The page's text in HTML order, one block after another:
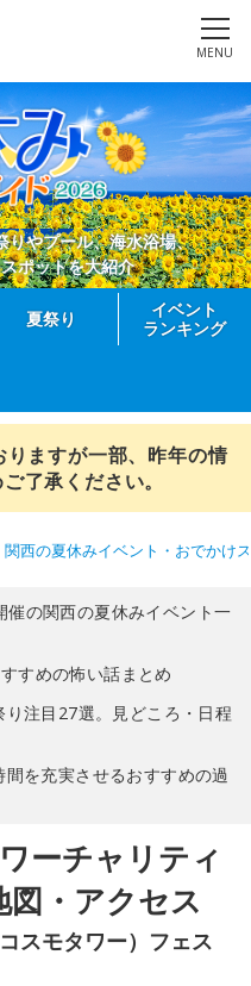
MENU
りやプール、海水浴場、
ポットを大紹介
夏祭り
イベント
ランキング
ますが一部、昨年の情
了承ください。
関西の夏休みイベント・おでかけ
の関西の夏休みイベント一
すめの怖い話まとめ
り注目27選。見どころ・日程
間を充実させるおすすめの過
ーチャリティ
・アクセス
スモタワー）フェス